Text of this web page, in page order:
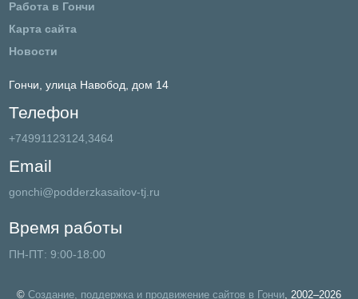
Работа в Гончи
Карта сайта
Новости
Гончи, улица Навобод, дом 14
Телефон
+74991123124,3464
Email
gonchi@podderzkasaitov-tj.ru
Время работы
ПН-ПТ: 9:00-18:00
© Создание, поддержка и продвижение сайтов в Гончи, 2002–2026